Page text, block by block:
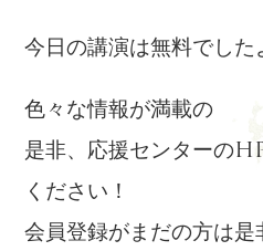
今日の講演は無料でした
色々な情報が満載の
是非、応援センターの
ください！
会員登録がまだの方は是